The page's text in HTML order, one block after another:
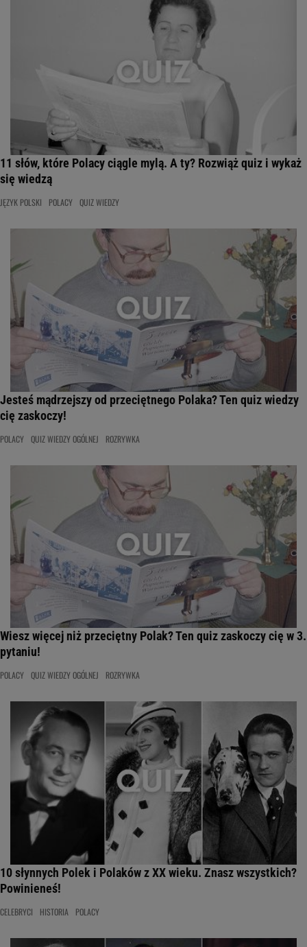
11 słów, które Polacy ciągle mylą. A ty? Rozwiąż quiz i wykaż
się wiedzą
JĘZYK POLSKI POLACY QUIZ WIEDZY
Jesteś mądrzejszy od przeciętnego Polaka? Ten quiz wiedzy
cię zaskoczy!
POLACY QUIZ WIEDZY OGÓLNEJ ROZRYWKA
Wiesz więcej niż przeciętny Polak? Ten quiz zaskoczy cię w 3.
pytaniu!
POLACY QUIZ WIEDZY OGÓLNEJ ROZRYWKA
10 słynnych Polek i Polaków z XX wieku. Znasz wszystkich?
Powinieneś!
CELEBRYCI HISTORIA POLACY